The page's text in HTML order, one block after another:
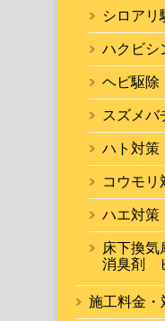
シロアリ
ハクビシ
ヘビ駆除
スズメバ
ハト対策
コウモリ
ハエ対策
床下換気
消臭剤
施工料金・